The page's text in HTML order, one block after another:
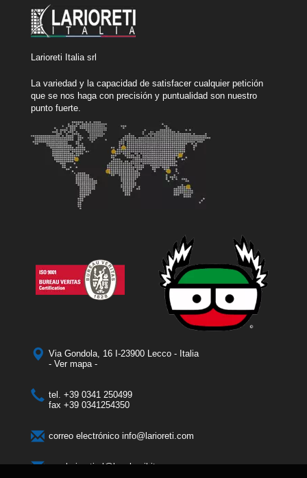
Larioreti Italia srl
La variedad y la capacidad de satisfacer cualquier petición
que se nos haga con precisión y puntualidad son nuestro
punto fuerte.
Via Gondola, 16 I-23900 Lecco - Italia
- Ver mapa -
tel. +39 0341 250499
fax +39 0341254350
correo electrónico info@larioreti.com
peclarioretisrl@legalmail.it